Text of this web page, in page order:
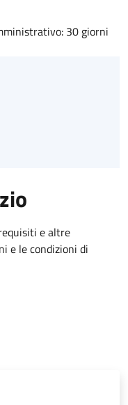
30 giorni
e altre
e le condizioni di